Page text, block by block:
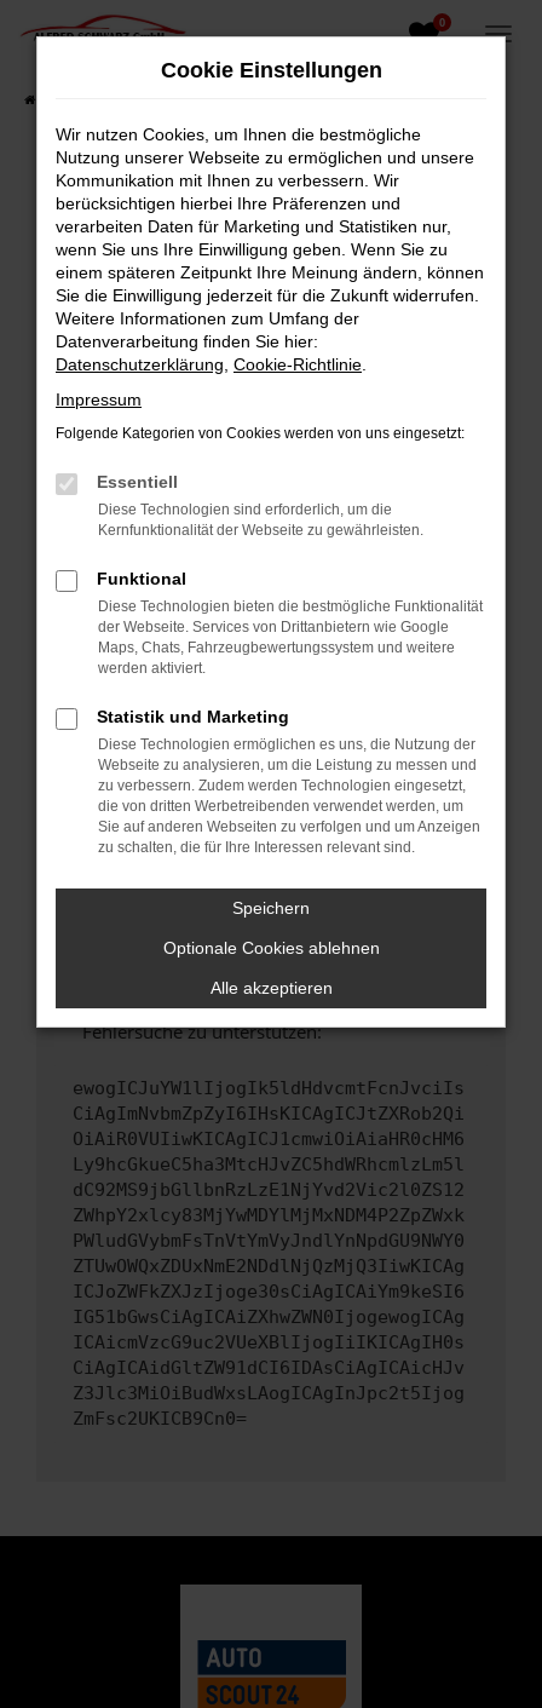
Zum
0
Fehler: Network Error
Beim Laden ist ein Fehler aufgetreten.
Hier sind ein paar Tipps, die dir helfen können:
Überprüfe deine Firewall und deine
Internetverbindung.
Laden andere Webseiten, zum Beispiel deine
Suchmaschine?
Prüfe deine Browsererweiterungen.
Manche Erweiterungen, wie Werbeblocker,
können das Laden bestimmter Seiten
verhindern. Funktioniert die Seite in einem
Fenster?
Starte dein Gerät neu.
Das kann manchmal helfen, vorübergehende
Probleme zu beheben.
Betriebssystem auf dem neuesten Stand
sind.
Veraltete Software birgt nicht nur ein
Sicherheitsrisiko, sondern kann auch dazu
führen, dass bestimmte Funktionen nicht mehr
unterstützt werden.
Wende dich an den Webseitenbetreiber.
Wenn du alle oben genannten Schritte versucht
hast, kontaktiere uns bitte. Wir werden
versuchen, das Problem zu beheben. Du kannst
uns diesen Text schicken, um uns bei der
Fehlersuche zu unterstützen:
ewogICJuYW1lIjogIk5ldHdvcmtFcnJvciIs
CiAgImNvbmZpZyI6IHsKICAgICJtZXRob2Qi
OiAiR0VUIiwKICAgICJ1cmwiOiAiaHR0cHM6
Ly9hcGkueC5ha3MtcHJvZC5hdWRhcmlzLm5l
dC92MS9jbGllbnRzLzE1NjYvd2Vic2l0ZS12
ZWhpY2xlcy83MjYwMDYlMjMxNDM4P2ZpZWxk
PWludGVybmFsTnVtYmVyJndlYnNpdGU9NWY0
ZTUwOWQxZDUxNmE2NDdlNjQzMjQ3IiwKICAg
ICJoZWFkZXJzIjoge30sCiAgICAiYm9keSI6
IG51bGwsCiAgICAiZXhwZWN0IjogewogICAg
ICAicmVzcG9uc2VUeXBlIjogIiIKICAgIH0s
CiAgICAidGltZW91dCI6IDAsCiAgICAicHJv
Z3Jlc3MiOiBudWxsLAogICAgInJpc2t5Ijog
ZmFsc2UKICB9Cn0=
Cookie Einstellungen
Wir nutzen Cookies, um Ihnen die bestmögliche
Nutzung unserer Webseite zu ermöglichen und unsere
Kommunikation mit Ihnen zu verbessern. Wir
berücksichtigen hierbei Ihre Präferenzen und
verarbeiten Daten für Marketing und Statistiken nur,
wenn Sie uns Ihre Einwilligung geben. Wenn Sie zu
einem späteren Zeitpunkt Ihre Meinung ändern, können
Sie die Einwilligung jederzeit für die Zukunft widerrufen.
Weitere Informationen zum Umfang der
Datenverarbeitung finden Sie hier:
Datenschutzerklärung Cookie-Richtlinie
Impressum
Folgende Kategorien von Cookies werden von uns eingesetzt:
Essentiell
Diese Technologien sind erforderlich, um die
Kernfunktionalität der Webseite zu gewährleisten.
Funktional
Diese Technologien bieten die bestmögliche Funktionalität
der Webseite. Services von Drittanbietern wie Google
Maps, Chats, Fahrzeugbewertungssystem und weitere
werden aktiviert.
Statistik und Marketing
Diese Technologien ermöglichen es uns, die Nutzung der
Webseite zu analysieren, um die Leistung zu messen und
zu verbessern. Zudem werden Technologien eingesetzt,
die von dritten Werbetreibenden verwendet werden, um
Sie auf anderen Webseiten zu verfolgen und um Anzeigen
zu schalten, die für Ihre Interessen relevant sind.
Speichern
Optionale Cookies ablehnen
Alle akzeptieren